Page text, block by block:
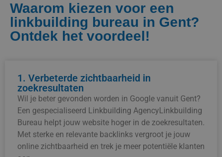
Waarom kiezen voor een
linkbuilding bureau in Gent?
Ontdek het voordeel!
1. Verbeterde zichtbaarheid in
zoekresultaten
Wil je beter gevonden worden in Google vanuit Gent?
Een gespecialiseerd Linkbuilding AgencyLinkbuilding
Bureau helpt jouw website hoger in de zoekresultaten.
Met sterke en relevante backlinks vergroot je jouw
online zichtbaarheid en trek je meer potentiële klanten